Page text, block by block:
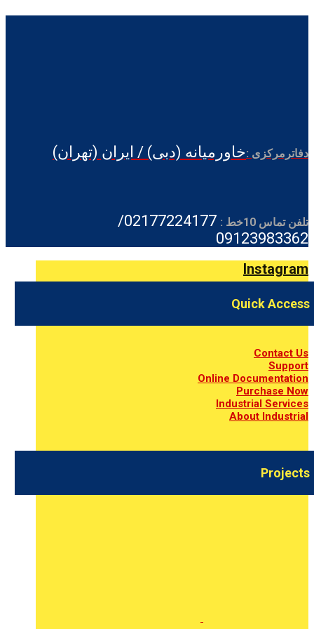
دفاترمرکزی :خاورمیانه (دبی) / ایران (تهران)
تلفن تماس 10خط :
02177224177/
09123983362
Instagram
Quick Access
Contact Us
Support
Online Documentation
Purchase Now
Industrial Services
About Industrial
Projects